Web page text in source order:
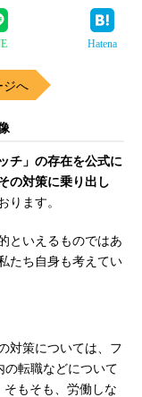
Hatena
ジへ
チ」の存在を公式に
の対策に乗り出し
ります。
といえるものではあ
たち自身も考えてい
対策については、フ
の転職などについて
もそも、労働しな